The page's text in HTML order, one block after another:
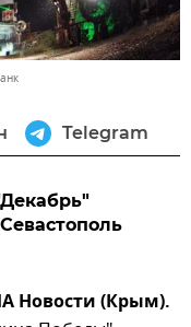
Telegram
Новости (Крым).